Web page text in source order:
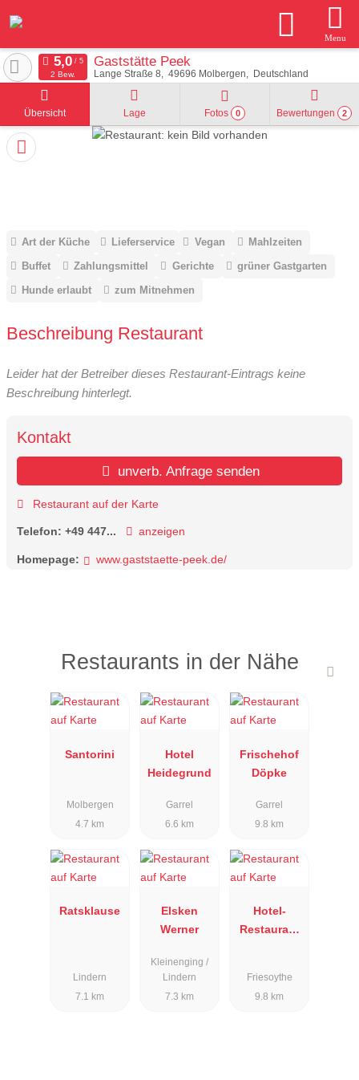
Menu
Gaststätte Peek
Lange Straße 8 49696 Molbergen Deutschland
2 Bew.
Übersicht Lage Fotos 0 Bewertungen 2
Art der Küche Lieferservice Vegan
Mahlzeiten
Buffet
Zahlungsmittel Gerichte
grüner Gastgarten
Hunde erlaubt
zum Mitnehmen
Beschreibung Restaurant
Leider hat der Betreiber dieses Restaurant-Eintrags keine
Beschreibung hinterlegt.
Kontakt
unverb. Anfrage senden
Restaurant auf der Karte
Telefon: +49 447... anzeigen
Homepage: www.gaststaette-peek.de/
Restaurants in der Nähe
Santorini
Molbergen
4.7 km
Hotel
Heidegrund
Garrel
6.6 km
Frischehof
Döpke
Garrel
9.8 km
Ratsklause
Lindern
7.1 km
Elsken
Werner
Kleinenging /
Lindern
7.3 km
Hotel-
Restaurant
Friesoythe
9.8 km